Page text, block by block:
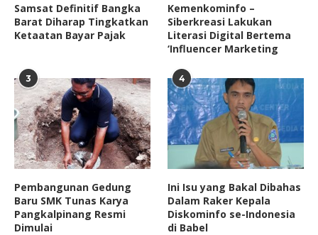
Samsat Definitif Bangka
Barat Diharap Tingkatkan
Ketaatan Bayar Pajak
Kemenkominfo –
Siberkreasi Lakukan
Literasi Digital Bertema
‘Influencer Marketing
3
Pembangunan Gedung
Baru SMK Tunas Karya
Pangkalpinang Resmi
Dimulai
4
Ini Isu yang Bakal Dibahas
Dalam Raker Kepala
Diskominfo se-Indonesia
di Babel